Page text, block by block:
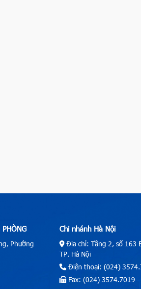
Phường
Chi nhánh Hà Nội
Địa chỉ: Tầng 2, số 163
TP. Hà Nội
Điện thoại: (024)
Fax: (024) 3574.7019